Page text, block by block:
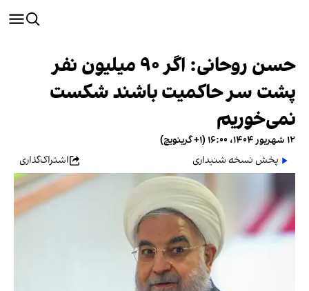
حسن روحانی: اگر ۹۰ میلیون نفر
پشت سر حاکمیت باشند شکست
نمی‌خوریم
۱۲ شهریور ۱۴۰۴، ۱۶:۰۰ (‎+۱ گرینویچ)
پخش نسخه شنیداری
اشتراک‌گذاری